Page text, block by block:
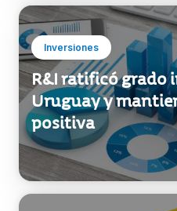
Inversiones
R&I ratificó grado
Uruguay y
positiva